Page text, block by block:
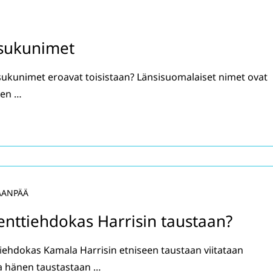
eroavat toisistaan? Länsisuomalaiset nimet ovat
…
Harrisin taustaan?
Kamala Harrisin etniseen taustaan viitataan
hänen taustastaan …